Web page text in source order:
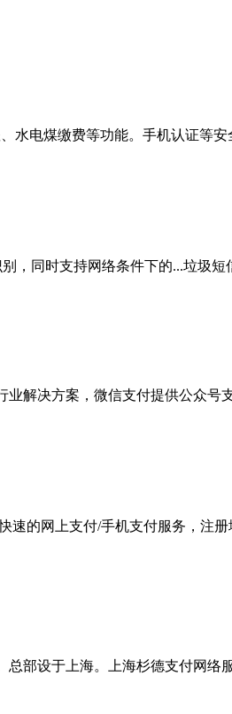
水电煤缴费等功能。手机认证等
，同时支持网络条件下的...垃圾
业解决方案，微信支付提供公众
速的网上支付/手机支付服务，注
部设于上海。上海杉德支付网络